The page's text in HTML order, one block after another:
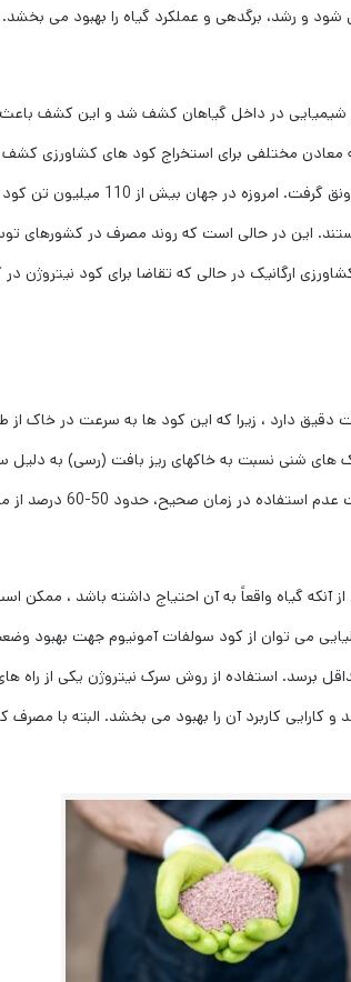
و رشد، برگدهی و عملکرد گیاه را بهبود می بخشد.
ام میلادی نقش عناصر شیمیایی در داخل گیاهان کشف شد و
معادن مختلفی برای استخراج کود های کشاورزی
شیمیایی، معدنکاری، حمل و نقل و تولید
این در حالی است که روند مصرف در کشورهای
ارگانیک در حالی که تقاضا برای کود نیتروژن
دقیق دارد ، زیرا که این کود ها به سرعت در خاک
های شنی نسبت به خاکهای ریز بافت (رسی) به دلیل
هدررفت می باشد. تحقیقات
از آنکه گیاه واقعاً به آن احتیاج داشته باشد ،
برسد. استفاده از روش سرک نیتروژن یکی از راه
کارایی کاربرد آن را بهبود می بخشد. البته با